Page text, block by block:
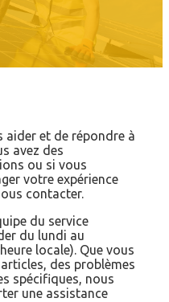
aider et de répondre à
avez des
ou si vous
votre expérience
contacter.
du service
du lundi au
locale). Que vous
des problèmes
spécifiques, nous
une assistance